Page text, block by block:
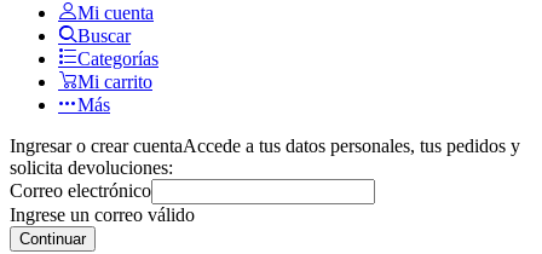
Mi cuenta
Buscar
Categorías
Mi carrito
Más
Ingresar o crear cuentaAccede a tus datos personales, tus pedidos y
solicita devoluciones:
Correo electrónico
Ingrese un correo válido
Continuar